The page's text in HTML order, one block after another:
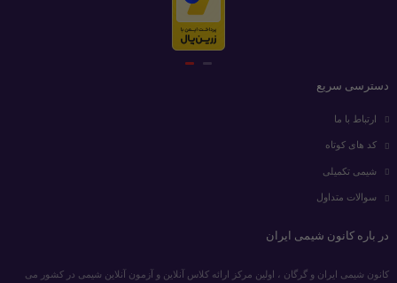
دسترسی سریع
ارتباط با ما
کد های کوتاه
شیمی تکمیلی
سوالات متداول
در باره کانون شیمی ایران
کانون شیمی ایران و گرگان ، اولین مرکز ارائه کلاس آنلاین و آزمون آنلاین شیمی در کشور می